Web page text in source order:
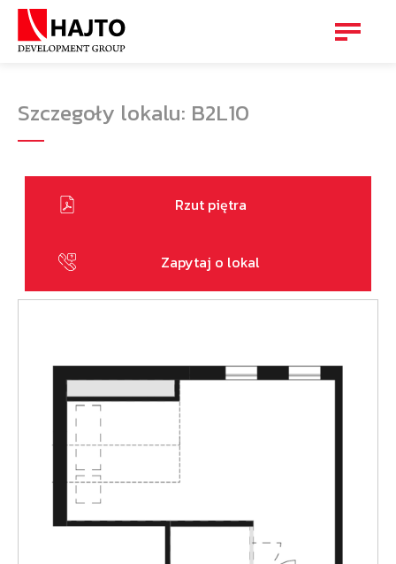
Szczegoły lokalu: B2L10
Rzut piętra
Zapytaj o lokal